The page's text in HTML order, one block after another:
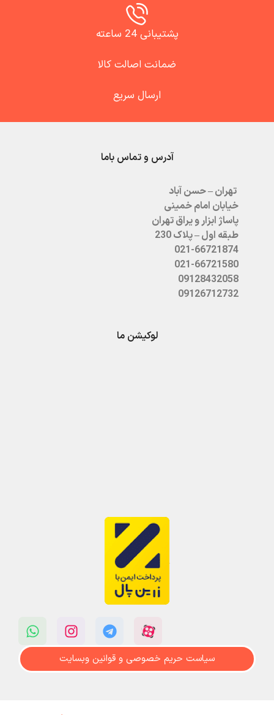
پشتیبانی 24 ساعته
ضمانت اصالت کالا
ارسال سریع
آدرس و تماس باما
تهران – حسن آباد
خیابان امام خمینی
پاساژ ابزار و یراق تهران
طبقه اول – پلاک 230
021-66721874
021-66721580
09128432058
09126712732
لوکیشن ما
سیاست حریم خصوصی و قوانین وبسایت